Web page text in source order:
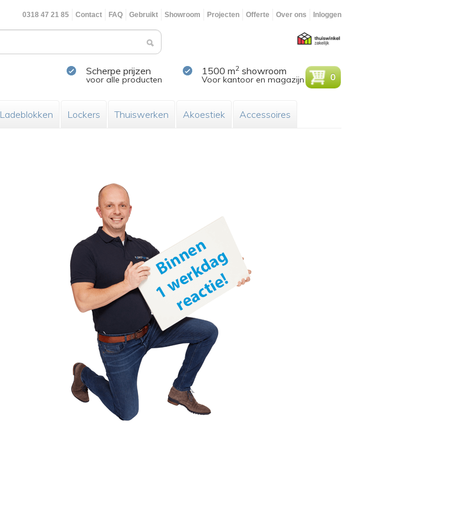
0318 47 21 85 Contact FAQ Gebruikt Showroom Projecten Offerte Over ons Inloggen
Scherpe prijzen
voor alle producten
1500 m2 showroom
Voor kantoor en magazijn 0
Ladeblokken Lockers Thuiswerken Akoestiek Accessoires